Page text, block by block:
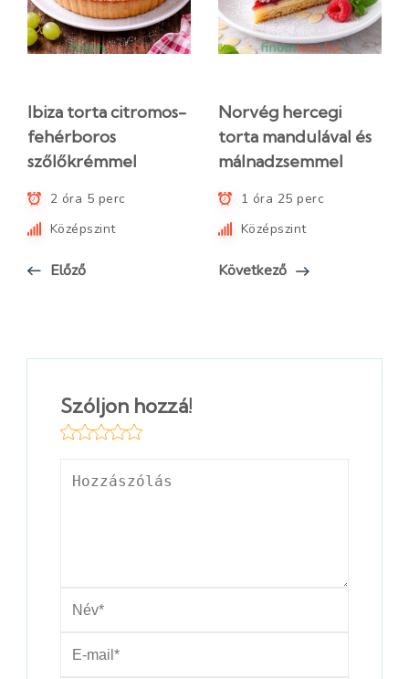
Ibiza torta citromos-
fehérboros
szőlőkrémmel
2 óra 5 perc
Középszint
Előző
Norvég hercegi
torta mandulával és
málnadzsemmel
1 óra 25 perc
Középszint
Következő
Szóljon hozzá!